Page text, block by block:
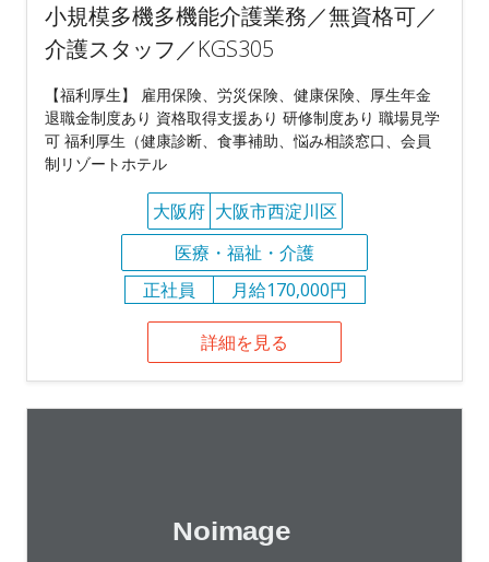
小規模多機多機能介護業務／無資格可／
介護スタッフ／KGS305
【福利厚生】 雇用保険、労災保険、健康保険、厚生年金
退職金制度あり 資格取得支援あり 研修制度あり 職場見学
可 福利厚生（健康診断、食事補助、悩み相談窓口、会員
制リゾートホテル
大阪府 大阪市西淀川区
医療・福祉・介護
正社員
月給170,000円
詳細を見る